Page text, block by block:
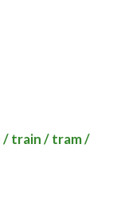
/ train / tram /